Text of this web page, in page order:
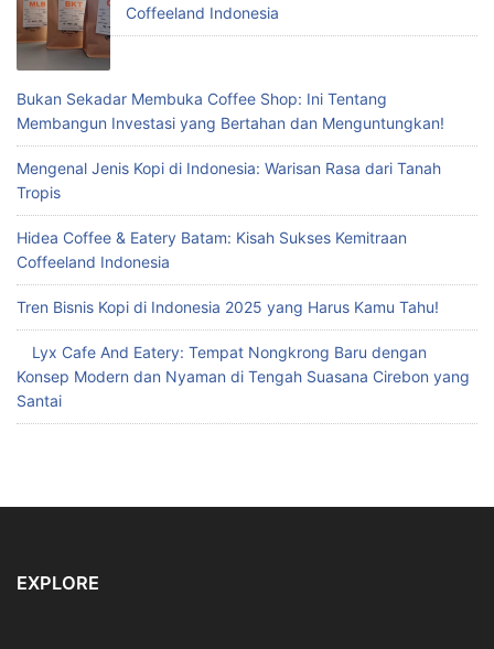
Coffeeland Indonesia
Bukan Sekadar Membuka Coffee Shop: Ini Tentang
Membangun Investasi yang Bertahan dan Menguntungkan!
Mengenal Jenis Kopi di Indonesia: Warisan Rasa dari Tanah
Tropis
Hidea Coffee & Eatery Batam: Kisah Sukses Kemitraan
Coffeeland Indonesia
Tren Bisnis Kopi di Indonesia 2025 yang Harus Kamu Tahu!
Lyx Cafe And Eatery: Tempat Nongkrong Baru dengan
Konsep Modern dan Nyaman di Tengah Suasana Cirebon yang
Santai
EXPLORE